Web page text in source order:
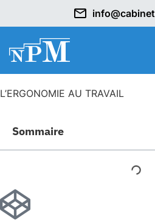
L’ERGONOMIE AU TRAVAIL
Sommaire